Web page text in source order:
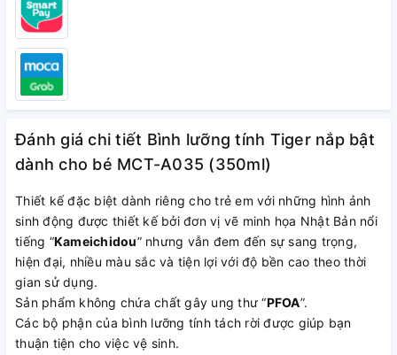
Đánh giá chi tiết Bình lưỡng tính Tiger nắp bật
dành cho bé MCT-A035 (350ml)
Thiết kế đặc biệt dành riêng cho trẻ em với những hình ảnh
sinh động được thiết kế bởi đơn vị vẽ minh họa Nhật Bản nổi
tiếng “Kameichidou” nhưng vẫn đem đến sự sang trọng,
hiện đại, nhiều màu sắc và tiện lợi với độ bền cao theo thời
gian sử dụng.
Sản phẩm không chứa chất gây ung thư “PFOA”.
Các bộ phận của bình lưỡng tính tách rời được giúp bạn
thuận tiện cho việc vệ sinh.